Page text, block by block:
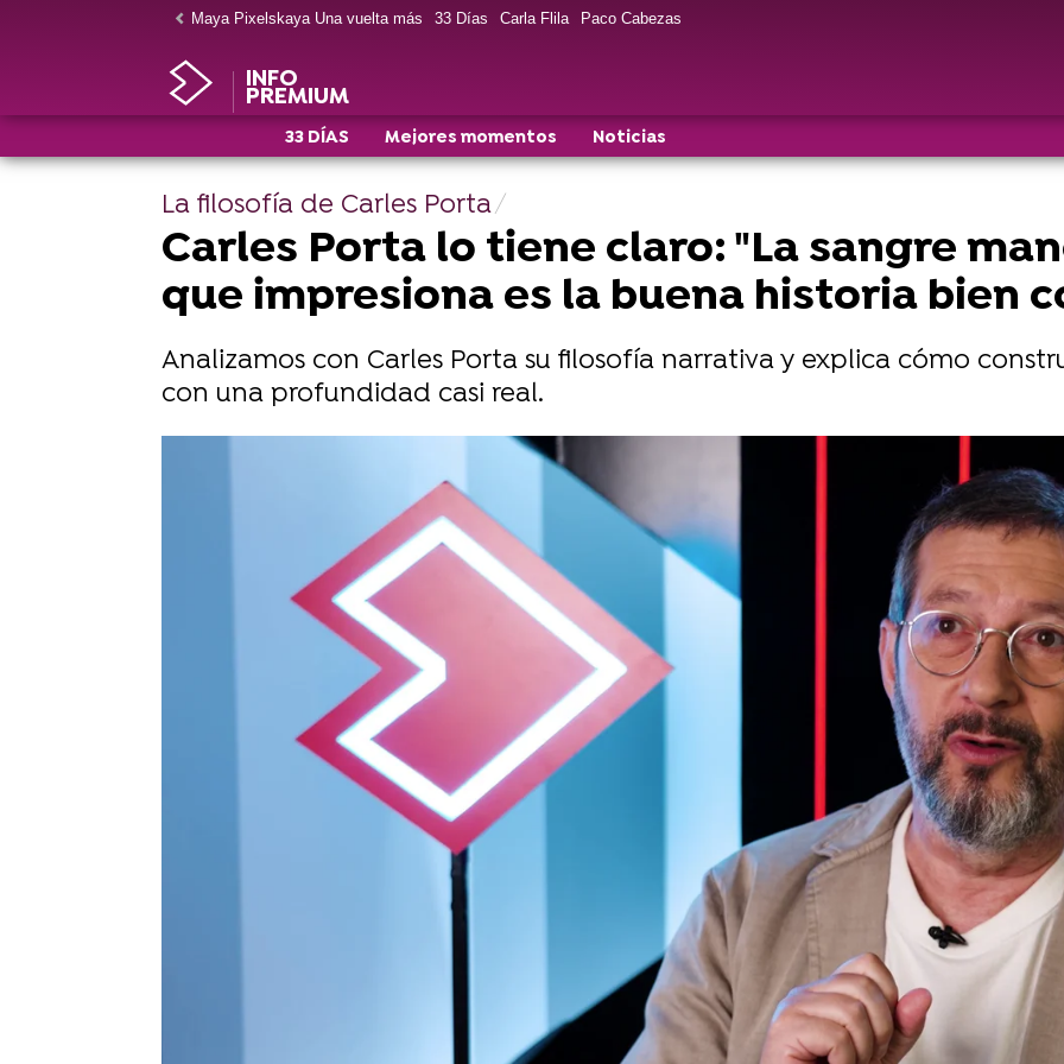
Maya Pixelskaya Una vuelta más 33 Días Carla Flila Paco Cabezas
INFO
PREMIUM
33 DÍAS Mejores momentos Noticias
La filosofía de Carles Porta
Carles Porta lo tiene claro: "La sangre
que impresiona es la buena historia bien
Analizamos con Carles Porta su filosofía narrativa y explica cómo
con una profundidad casi real.
08 de junio de 2026, 17:01
WhatsappFacebook
X
cuando se sienta a contar
una historia, ya sea de no ficción o de ficción:la elegancia por
. "La sangre mancha mucho. El sensacionalismo, la
exageración de estas situaciones, las truculencias, te hacen